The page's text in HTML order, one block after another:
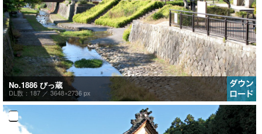
No.1886 びっ蔵
DL数：187 ／ 3648×2736 px